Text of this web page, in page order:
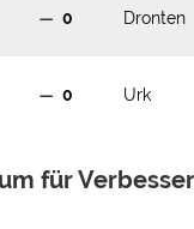
0 Dronten
0 Urk
für